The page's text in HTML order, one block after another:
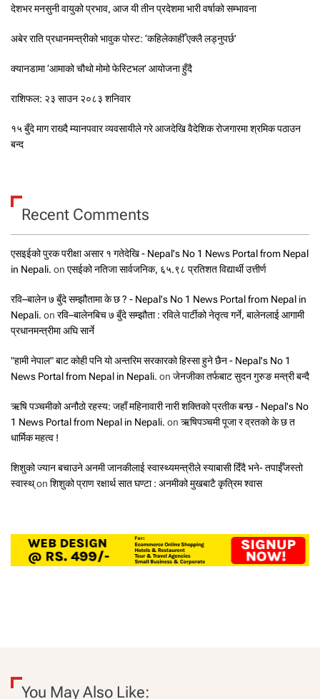
देशभर मनसुनी वायुको प्रभाव, आज यी तीन प्रदेशमा भारी वर्षाको सम्भावना
अबेर राति प्रधानमन्त्रीको भावुक पोस्ट: ‘कहिलेकाहीँ एक्लै लड्नुपर्छ’
क्यानडामा ‘आमाको चौथो मोमो फेस्टिभल’ आयोजना हुँदै
राशिफल: २३ साउन २०८३ शनिवार
१५ बुँदे माग राख्दै म्यानपवार व्यवसायीले गरे आजदेखि वैदेशिक रोजगारमा श्रमिक पठाउन
बन्द
Recent Comments
एसइईको पुरक परीक्षा असार १ गतेदेखि - Nepal's No 1 News Portal from Nepal
in Nepali. on एसईको नतिजा सार्वजनिक, ६५.९८ प्रतिशत विद्यार्थी उत्तीर्ण
रवि–बालेन ७ बुँदे सम्झौतामा के छ ? - Nepal's No 1 News Portal from Nepal in
Nepali. on रवि–बालेनबिच ७ बुँदे सम्झौता : रविले पार्टीको नेतृत्व गर्ने, बालेनलाई आगामी
प्रधानमन्त्रीमा अघि सार्ने
"हामी नेपाल" बाट कोही पनि यो अन्तरिम सरकारको हिस्सा हुने छैन - Nepal's No 1
News Portal from Nepal in Nepali. on जेनजीका तर्फबाट सुदन गुरुङ मन्त्री बन्दै
ऋषि पञ्चमीको अनौठो रहस्य: जहाँ महिनावारी नारी शक्तिको प्रतीक बन्छ - Nepal's No
1 News Portal from Nepal in Nepali. on ऋषिपञ्चमी पूजा र व्रतको के छ त
धार्मिक महत्व !
शिशुको ज्यान बचाउने अनमी जानकीलाई स्वास्थ्यमन्त्रीले स्याबासी दिँदै भने- तपाईँजस्तो
स्वास्थ्on शिशुको प्राण रक्षार्थ सात घण्टा : अनमीको मुखबाटै कृत्रिम श्वास
You May Also Like: